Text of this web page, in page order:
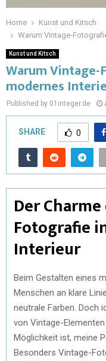
Home
Kunst und Kitsch
Warum Vintage-
Kunst und Kitsch
Warum
modernes
Published by 01integer.de
SHARE 0
Der
Fotografie
Interieur
Beim Gestalten eines
Menschen an klare
neutrale Farben. Doch
von Vintage-
Möglichkeit ist, meine
Besonders Vintage-